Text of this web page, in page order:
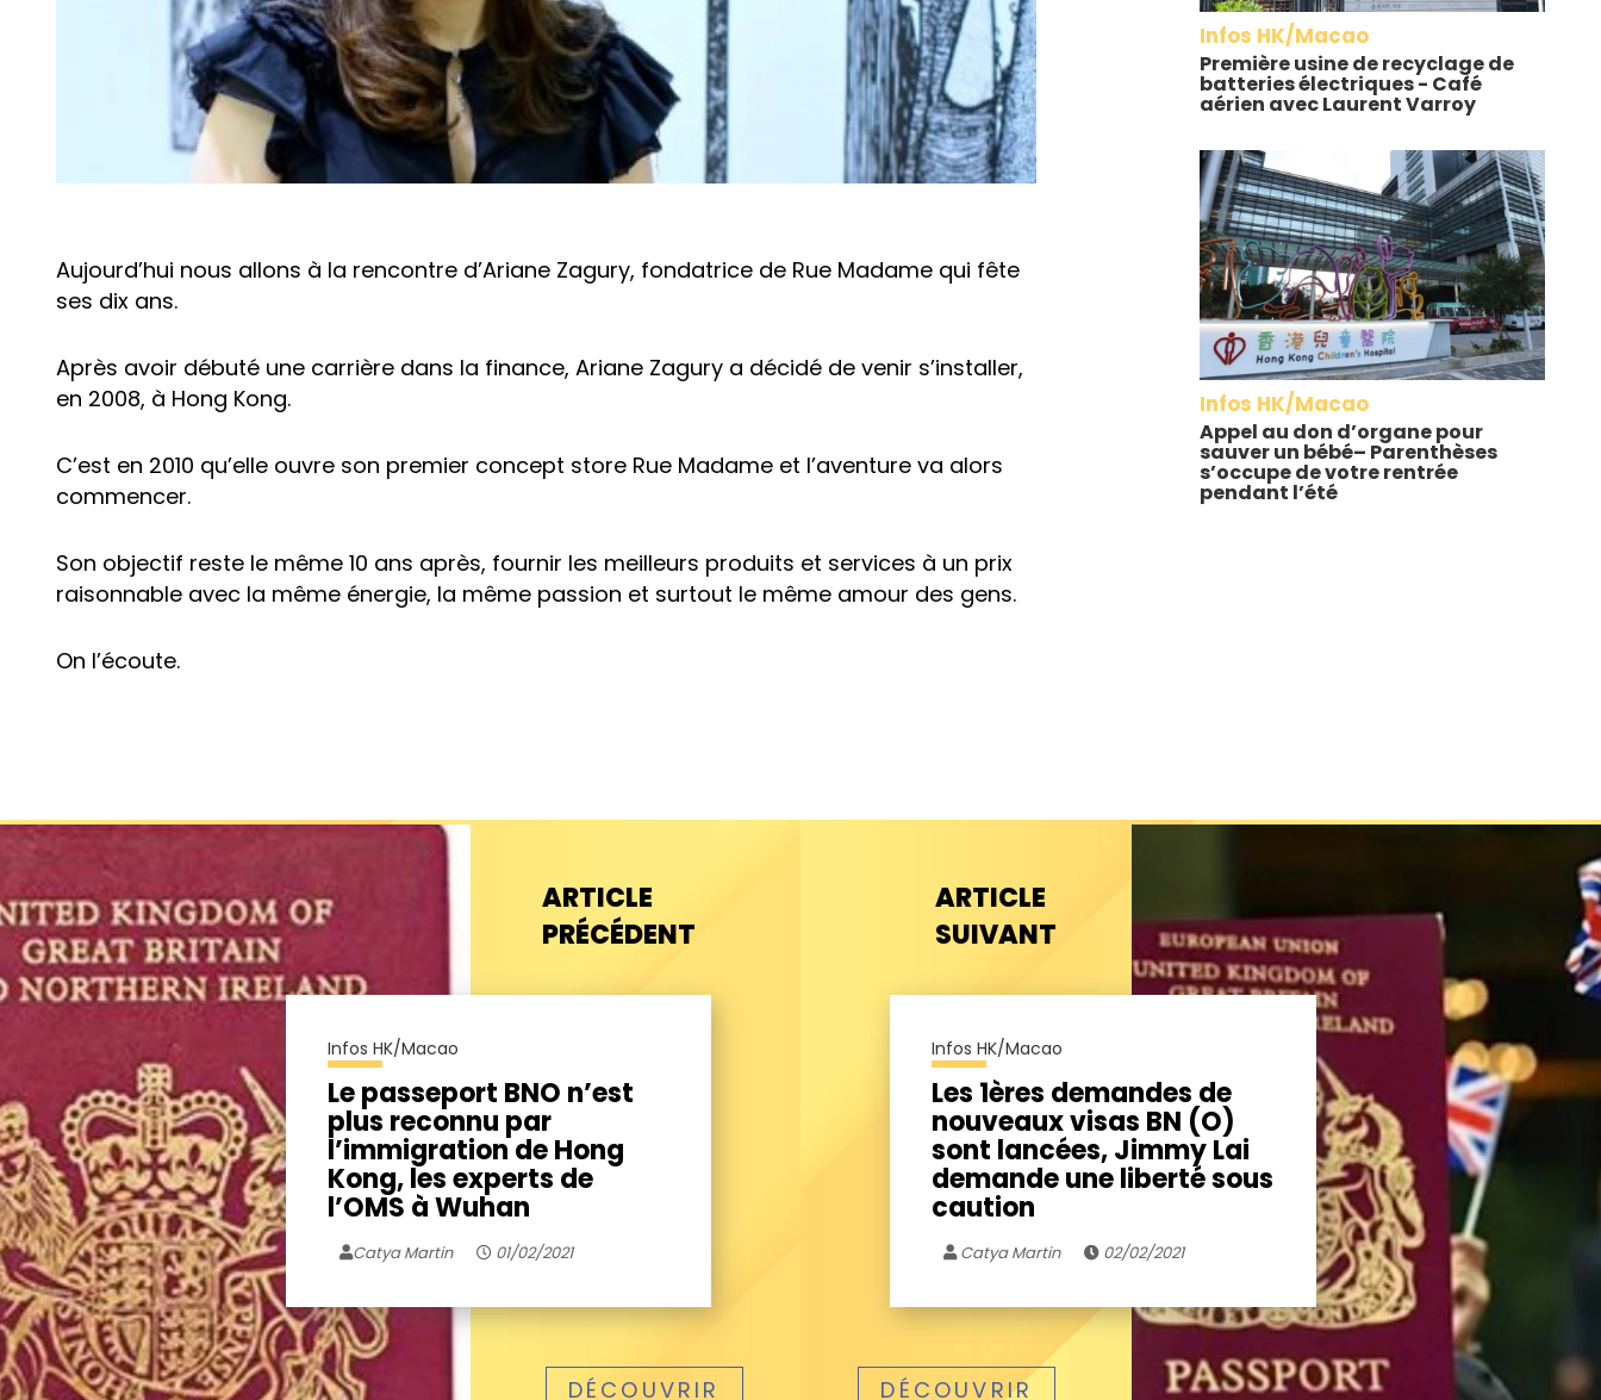
Aujourd’hui nous allons à la rencontre d’Ariane Zagury, fondatrice de Rue Madame qui fête
ses dix ans.
Après avoir débuté une carrière dans la finance, Ariane Zagury a décidé de venir s’installer,
en 2008, à Hong Kong.
C’est en 2010 qu’elle ouvre son premier concept store Rue Madame et l’aventure va alors
commencer.
Son objectif reste le même 10 ans après, fournir les meilleurs produits et services à un prix
raisonnable avec la même énergie, la même passion et surtout le même amour des gens.
On l’écoute.
Infos HK/Macao
Première usine de recyclage de
batteries électriques - Café
aérien avec Laurent Varroy
Infos HK/Macao
Appel au don d’organe pour
sauver un bébé– Parenthèses
s’occupe de votre rentrée
pendant l’été
ARTICLE
PRÉCÉDENT
Infos HK/Macao
Le passeport BNO n’est
plus reconnu par
l’immigration de Hong
Kong, les experts de
l’OMS à Wuhan
Catya Martin 01/02/2021
DÉCOUVRIR
ARTICLE
SUIVANT
Infos HK/Macao
Les 1ères demandes de
nouveaux visas BN (O)
sont lancées, Jimmy Lai
demande une liberté sous
caution
Catya Martin 02/02/2021
DÉCOUVRIR